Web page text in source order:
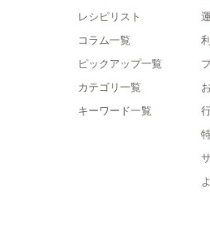
レシピリスト
コラム一覧
ピックアップ一覧
カテゴリ一覧
キーワード一覧